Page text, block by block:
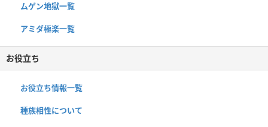
ムゲン地獄一覧
アミダ極楽一覧
お役立ち
お役立ち情報一覧
種族相性について